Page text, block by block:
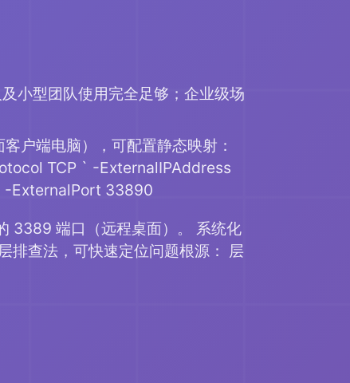
小型团队使用完全足够；企业级场
户端电脑），可配置静态映射：
TCP ` -ExternalIPAddress
ExternalPort 33890
3389 端口（远程桌面）。 系统化
排查法，可快速定位问题根源： 层